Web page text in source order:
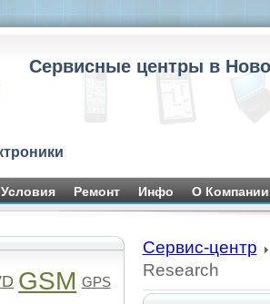
Сервисные центры в
Условия Ремонт Инфо О Компании
GSM GPS
Сервис-центр
Research